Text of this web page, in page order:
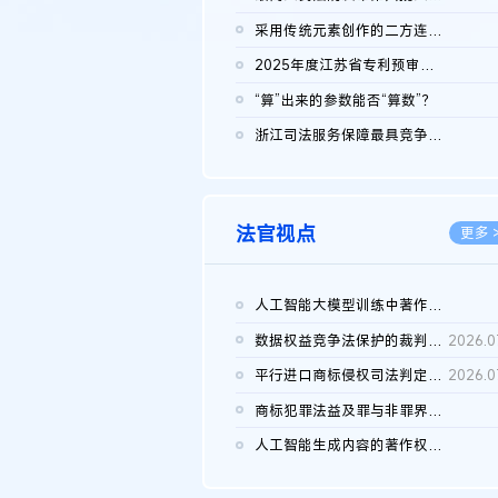
采用传统元素创作的二方连续装饰图案作品的独创性及侵权对比认定
2025年度江苏省专利预审典型案例
“算”出来的参数能否“算数”？
浙江司法服务保障最具竞争力营商环境建设典型案例（第二批）含侵...
法官视点 更多
人工智能大模型训练中著作权的合理使用
数据权益竞争法保护的裁判路径构建
平行进口商标侵权司法判定规则的困境与纾解
商标犯罪法益及罪与非罪界限研究
人工智能生成内容的著作权司法认定：演进逻辑、现实困境与规则建...